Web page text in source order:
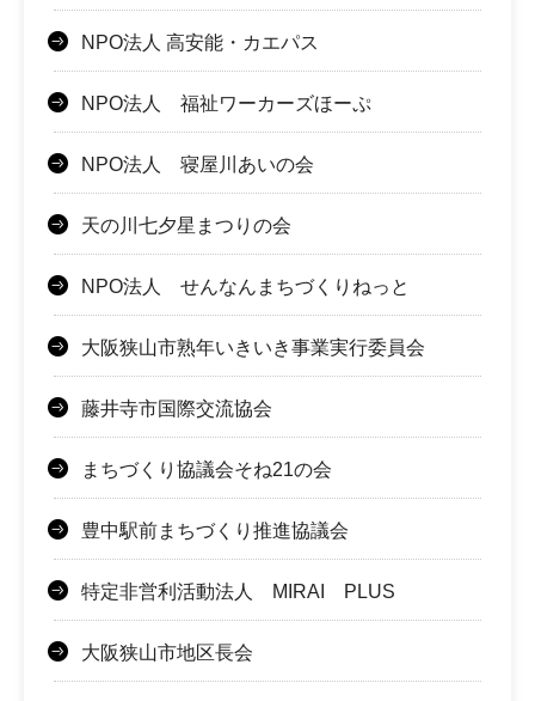
NPO法人 高安能・カエパス
NPO法人 福祉ワーカーズほーぷ
NPO法人 寝屋川あいの会
天の川七夕星まつりの会
NPO法人 せんなんまちづくりねっと
大阪狭山市熟年いきいき事業実行委員会
藤井寺市国際交流協会
まちづくり協議会そね21の会
豊中駅前まちづくり推進協議会
特定非営利活動法人 MIRAI PLUS
大阪狭山市地区長会